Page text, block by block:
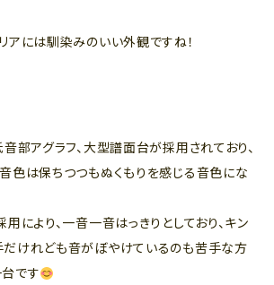
アには馴染みのいい外観ですね！
部アグラフ、大型譜面台が採用されており、
色は保ちつつもぬくもりを感じる音色にな
用により、一音一音はっきりとしており、キン
だけれども音がぼやけているのも苦手な方
です